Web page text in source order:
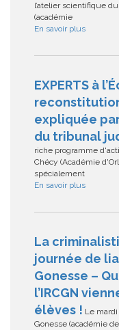
l’atelier scientifique
(académie
En savoir plus
EXPERTS à
expliquée
du tribunal
riche programme
Chécy (Académie
spécialement
En savoir plus
La
journée de
Gonesse –
l’IRCGN
élèves ! Le
Gonesse (académie